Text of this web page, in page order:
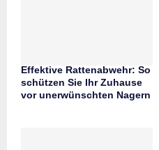
Effektive Rattenabwehr: So
schützen Sie Ihr Zuhause
vor unerwünschten Nagern